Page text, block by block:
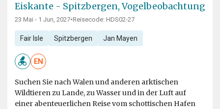
Eiskante - Spitzbergen, Vogelbeobachtung
23 Mai - 1 Jun, 2027•Reisecode: HDS02-27
Fair Isle Spitzbergen Jan Mayen
EN
Suchen Sie nach Walen und anderen arktischen
Wildtieren zu Lande, zu Wasser und in der Luft auf
einer abenteuerlichen Reise vom schottischen Hafen